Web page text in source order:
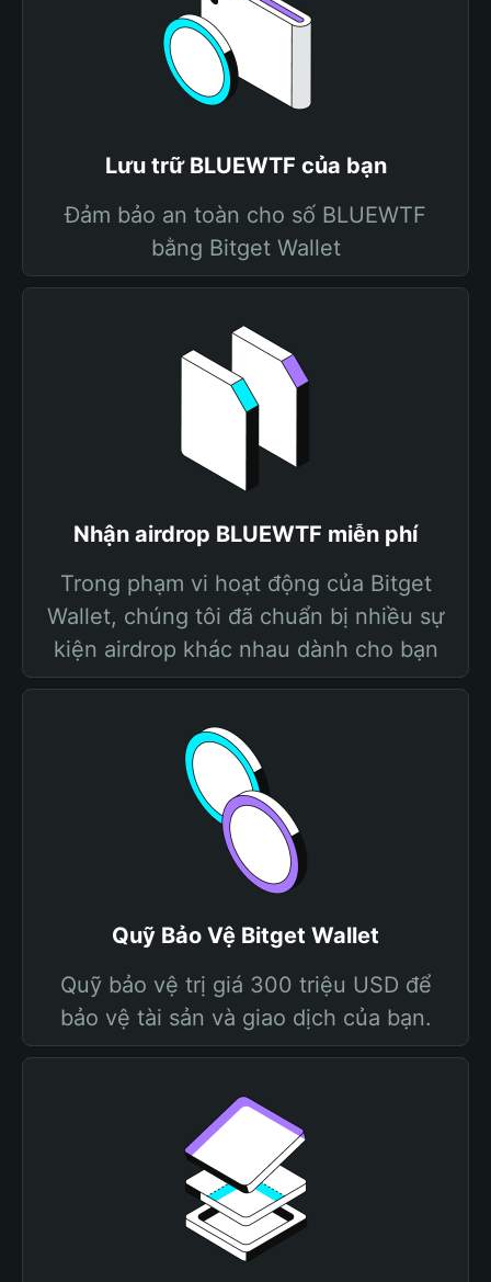
Lưu trữ BLUEWTF của bạn
Đảm bảo an toàn cho số BLUEWTF
bằng Bitget Wallet
Nhận airdrop BLUEWTF miễn phí
Trong phạm vi hoạt động của Bitget
Wallet, chúng tôi đã chuẩn bị nhiều sự
kiện airdrop khác nhau dành cho bạn
Quỹ Bảo Vệ Bitget Wallet
Quỹ bảo vệ trị giá 300 triệu USD để
bảo vệ tài sản và giao dịch của bạn.